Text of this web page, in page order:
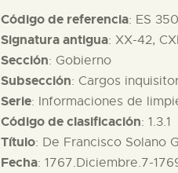
Código de referencia: ES
Signatura antigua: XX-42,
Sección: Gobierno
Subsección: Cargos
Serie: Informaciones de
Código de clasificación: 1.3.1
Título: De Francisco Solano
Fecha: 1767.Diciembre.7-